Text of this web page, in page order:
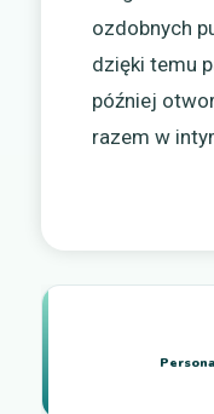
ozdobnych
dzięki temu
później
razem w